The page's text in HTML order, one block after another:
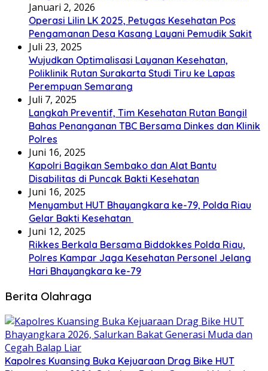
Januari 2, 2026
Operasi Lilin LK 2025, Petugas Kesehatan Pos
Pengamanan Desa Kasang Layani Pemudik Sakit
Juli 23, 2025
Wujudkan Optimalisasi Layanan Kesehatan,
Poliklinik Rutan Surakarta Studi Tiru ke Lapas
Perempuan Semarang
Juli 7, 2025
Langkah Preventif, Tim Kesehatan Rutan Bangil
Bahas Penanganan TBC Bersama Dinkes dan Klinik
Polres
Juni 16, 2025
Kapolri Bagikan Sembako dan Alat Bantu
Disabilitas di Puncak Bakti Kesehatan
Juni 16, 2025
Menyambut HUT Bhayangkara ke-79, Polda Riau
Gelar Bakti Kesehatan
Juni 12, 2025
Rikkes Berkala Bersama Biddokkes Polda Riau,
Polres Kampar Jaga Kesehatan Personel Jelang
Hari Bhayangkara ke-79
Berita Olahraga
Kapolres Kuansing Buka Kejuaraan Drag Bike HUT